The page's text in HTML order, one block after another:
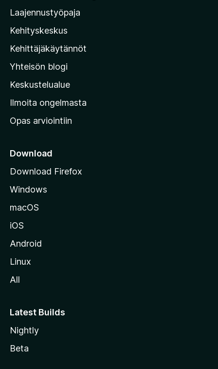
z
i
l
a
n
v
r
k
s
i
s
t
l
Laajennustyöpaja
Kehityskeskus
Kehittäjäkäytännöt
Yhteisön blogi
Keskustelualue
Ilmoita ongelmasta
Opas arviointiin
Download
Download Firefox
Windows
macOS
iOS
Android
Linux
All
Latest Builds
Nightly
Beta